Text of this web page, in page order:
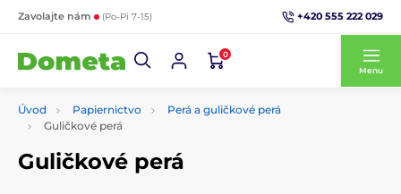
Zavolajte nám (Po-Pi 7-15) +420 555 222 029
0
Menu
Úvod Papiernictvo
Perá a guličkové perá
Guličkové perá
Guličkové perá